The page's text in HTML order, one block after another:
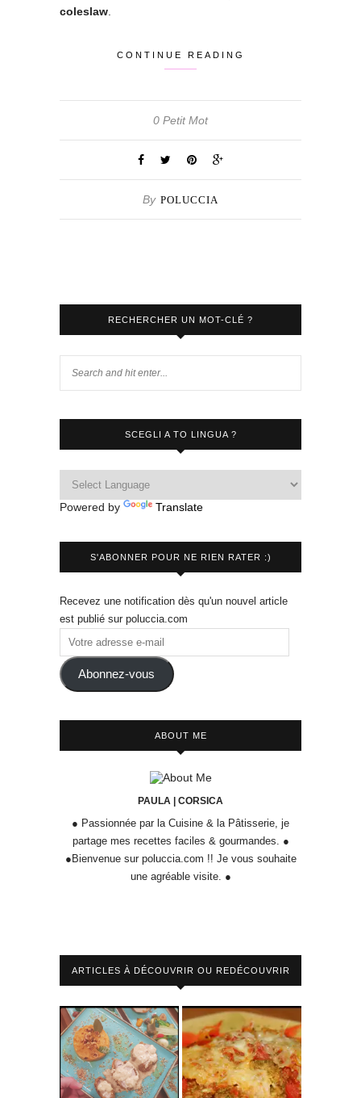
coleslaw
CONTINUE READING
0 Petit Mot
By POLUCCIA
RECHERCHER UN MOT-CLÉ ?
SCEGLI A TO LINGUA ?
Powered by Translate
S'ABONNER POUR NE RIEN RATER :)
Recevez une notification dès qu'un nouvel article
est publié sur poluccia.com
Abonnez-vous
ABOUT ME
PAULA | CORSICA
● Passionnée par la Cuisine & la Pâtisserie, je
partage mes recettes faciles & gourmandes. ●
●Bienvenue sur poluccia.com !! Je vous souhaite
une agréable visite. ●
ARTICLES À DÉCOUVRIR OU REDÉCOUVRIR